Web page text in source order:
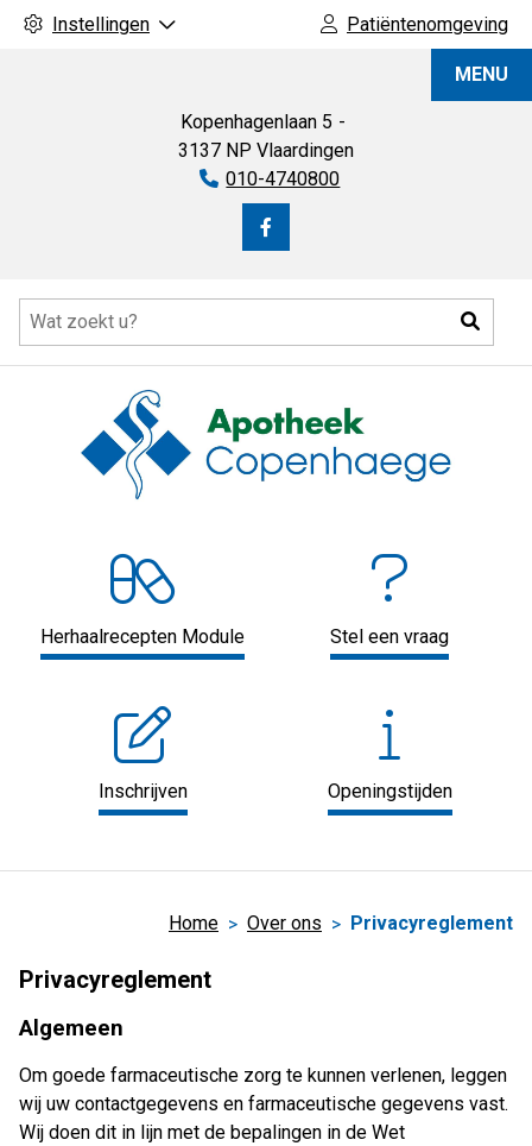
Instellingen Patiëntenomgeving
Kopenhagenlaan 5
3137 NP Vlaardingen
Tel:
010-4740800
Bezoek
facebook
MENU
Herhaalrecepten Module Stel een vraag
Inschrijven Openingstijden
Home Over ons Privacyreglement
Privacyreglement
Algemeen
Om goede farmaceutische zorg te kunnen verlenen, leggen
wij uw contactgegevens en farmaceutische gegevens vast.
Wij doen dit in lijn met de bepalingen in de Wet